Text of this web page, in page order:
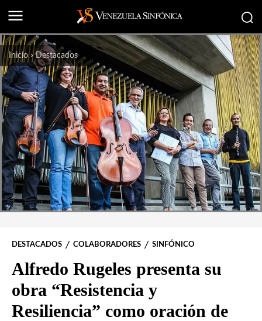
Inicio Destacados
DESTACADOS COLABORADORES SINFÓNICO
Alfredo Rugeles presenta su
obra “Resistencia y
Resiliencia” como oración de